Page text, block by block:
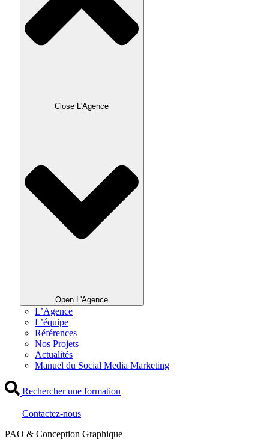
Close L'Agence
Open L'Agence
L’Agence
L’équipe
Références
Nos Projets
Actualités
Manuel du Social Media Marketing
Rechercher une formation
Contactez-nous
PAO & Conception Graphique